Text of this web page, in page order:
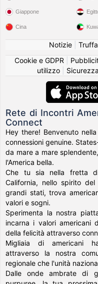
Giappone
Cina
Notizie|
Cookie e GDPR
utilizzo|
Rete di Incontri
Connect
Hey there! Benvenuto
connessioni genuine.
da mare a mare
l'America bella.
Che tu sia nella fretta di
California, nello spirito
grandi stati, trova
valori e sogni.
Sperimenta la nostra
incarna i valori americani
della felicità attraverso
Migliaia di americani
attraverso la nostra
regionale che l'unità
Dalle onde ambrate di